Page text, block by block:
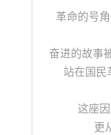
革命的号
奋进的故事
站在国民
这座
更